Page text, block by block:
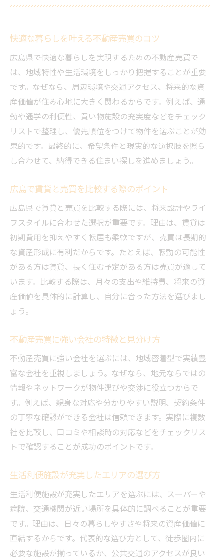
快適な暮らしを叶える不動産売買のコツ
広島県で快適な暮らしを実現するための不動産売買で
は、地域特性や生活環境をしっかり把握することが重要
です。なぜなら、周辺環境や交通アクセス、将来的な資
産価値が住み心地に大きく関わるからです。例えば、通
勤や通学の利便性、買い物施設の充実度などをチェック
リストで整理し、優先順位をつけて物件を選ぶことが効
果的です。最終的に、希望条件と現実的な選択肢を照ら
し合わせて、納得できる住まい探しを進めましょう。
広島で賃貸と売買を比較する際のポイント
広島県で賃貸と売買を比較する際には、将来設計やライ
フスタイルに合わせた選択が重要です。理由は、賃貸は
初期費用を抑えやすく転居も柔軟ですが、売買は長期的
な資産形成に有利だからです。たとえば、転勤の可能性
がある方は賃貸、長く住む予定がある方は売買が適して
います。比較する際は、月々の支出や維持費、将来の資
産価値を具体的に計算し、自分に合った方法を選びまし
ょう。
不動産売買に強い会社の特徴と見分け方
不動産売買に強い会社を選ぶには、地域密着型で実績豊
富な会社を重視しましょう。なぜなら、地元ならではの
情報やネットワークが物件選びや交渉に役立つからで
す。例えば、親身な対応や分かりやすい説明、契約条件
の丁寧な確認ができる会社は信頼できます。実際に複数
社を比較し、口コミや相談時の対応などをチェックリス
トで確認することが成功のポイントです。
生活利便施設が充実したエリアの選び方
生活利便施設が充実したエリアを選ぶには、スーパーや
病院、交通機関が近い場所を具体的に調べることが重要
です。理由は、日々の暮らしやすさや将来の資産価値に
直結するからです。代表的な選び方として、徒歩圏内に
必要な施設が揃っているか、公共交通のアクセスが良い